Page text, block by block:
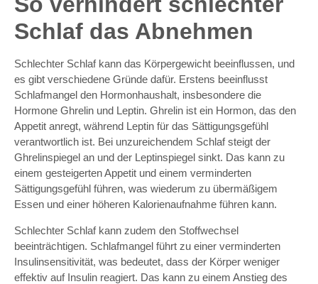
Schlaf das Abnehmen
Schlechter Schlaf kann das Körpergewicht beeinflussen, und
es gibt verschiedene Gründe dafür. Erstens beeinflusst
Schlafmangel den Hormonhaushalt, insbesondere die
Hormone Ghrelin und Leptin. Ghrelin ist ein Hormon, das den
Appetit anregt, während Leptin für das Sättigungsgefühl
verantwortlich ist. Bei unzureichendem Schlaf steigt der
Ghrelinspiegel an und der Leptinspiegel sinkt. Das kann zu
einem gesteigerten Appetit und einem verminderten
Sättigungsgefühl führen, was wiederum zu übermäßigem
Essen und einer höheren Kalorienaufnahme führen kann.
Schlechter Schlaf kann zudem den Stoffwechsel
beeinträchtigen. Schlafmangel führt zu einer verminderten
Insulinsensitivität, was bedeutet, dass der Körper weniger
effektiv auf Insulin reagiert. Das kann zu einem Anstieg des